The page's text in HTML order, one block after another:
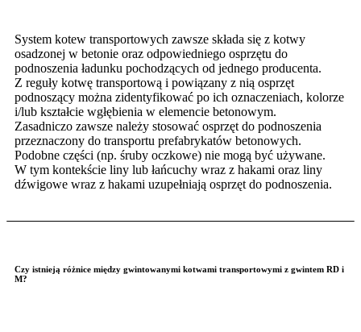
System kotew transportowych zawsze składa się z kotwy
osadzonej w betonie oraz odpowiedniego osprzętu do
podnoszenia ładunku pochodzących od jednego producenta.
Z reguły kotwę transportową i powiązany z nią osprzęt
podnoszący można zidentyfikować po ich oznaczeniach, kolorze
i/lub kształcie wgłębienia w elemencie betonowym.
Zasadniczo zawsze należy stosować osprzęt do podnoszenia
przeznaczony do transportu prefabrykatów betonowych.
Podobne części (np. śruby oczkowe) nie mogą być używane.
W tym kontekście liny lub łańcuchy wraz z hakami oraz liny
dźwigowe wraz z hakami uzupełniają osprzęt do podnoszenia.
Czy istnieją różnice między gwintowanymi kotwami transportowymi z gwintem RD i
M?